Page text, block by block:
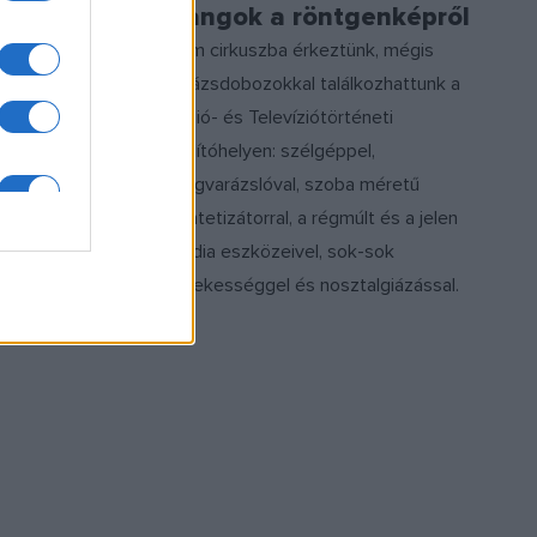
Hangok a röntgenképről
Nem cirkuszba érkeztünk, mégis
varázsdobozokkal találkozhattunk a
Rádió- és Televíziótörténeti
Kiállítóhelyen: szélgéppel,
hangvarázslóval, szoba méretű
szintetizátorral, a régmúlt és a jelen
média eszközeivel, sok-sok
érdekességgel és nosztalgiázással.